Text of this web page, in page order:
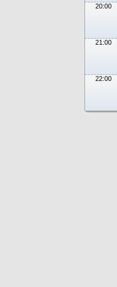
20:00
21:00
22:00